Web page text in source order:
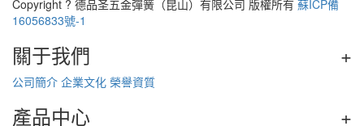
Copyright ? 德品圣五金彈簧（昆山）有限公司 版權所有 蘇ICP備
16056833號-1
關于我們 +
公司簡介 企業文化 榮譽資質
產品中心 +